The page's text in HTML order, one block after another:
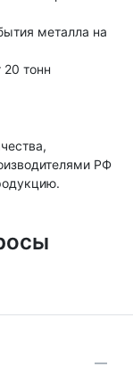
металла на
20 тонн
РФ